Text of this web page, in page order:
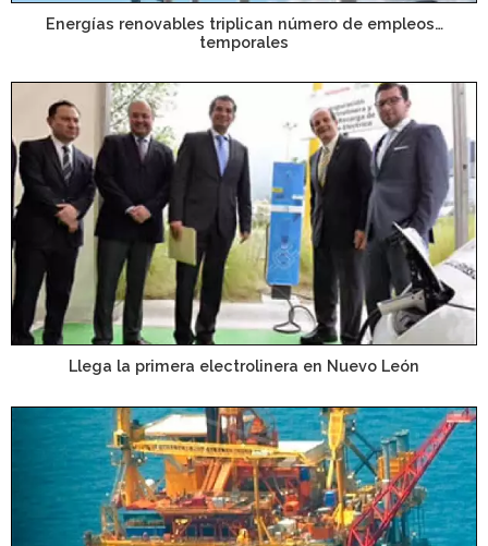
Energías renovables triplican número de empleos…
temporales
Llega la primera electrolinera en Nuevo León